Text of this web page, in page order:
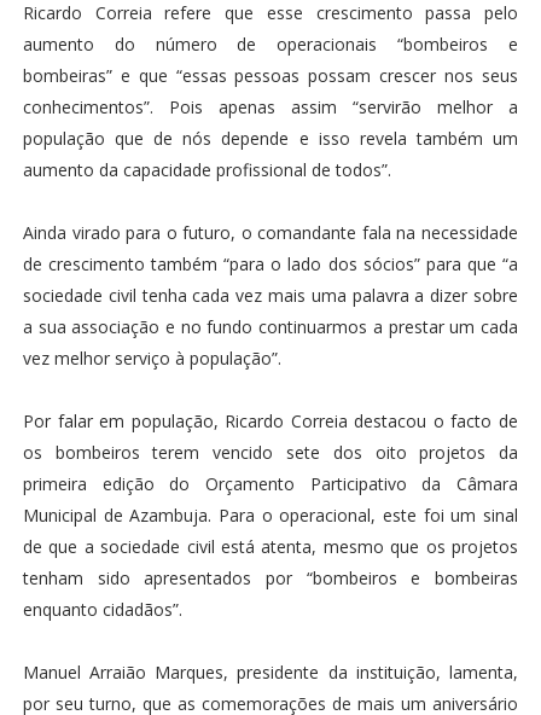
Ricardo Correia refere que esse crescimento passa pelo
aumento do número de operacionais “bombeiros e
bombeiras” e que “essas pessoas possam crescer nos seus
conhecimentos”. Pois apenas assim “servirão melhor a
população que de nós depende e isso revela também um
aumento da capacidade profissional de todos”.
Ainda virado para o futuro, o comandante fala na necessidade
de crescimento também “para o lado dos sócios” para que “a
sociedade civil tenha cada vez mais uma palavra a dizer sobre
a sua associação e no fundo continuarmos a prestar um cada
vez melhor serviço à população”.
Por falar em população, Ricardo Correia destacou o facto de
os bombeiros terem vencido sete dos oito projetos da
primeira edição do Orçamento Participativo da Câmara
Municipal de Azambuja. Para o operacional, este foi um sinal
de que a sociedade civil está atenta, mesmo que os projetos
tenham sido apresentados por “bombeiros e bombeiras
enquanto cidadãos”.
Manuel Arraião Marques, presidente da instituição, lamenta,
por seu turno, que as comemorações de mais um aniversário